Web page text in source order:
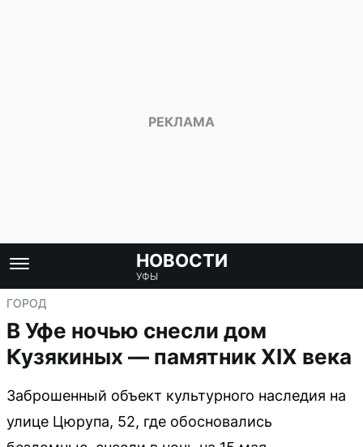
НОВОСТИ
УФЫ
ГОРОД
В Уфе ночью снесли дом
Кузякиных — памятник XIX века
Заброшенный объект культурного наследия на
улице Цюрупа, 52, где обосновались